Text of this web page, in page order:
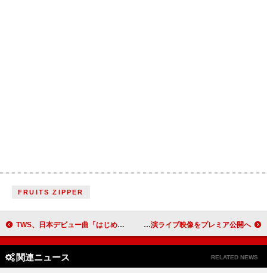
FRUITS ZIPPER
TWS、日本デビュー曲「はじめまして」韓国語バージョンのパフォーマンス映像公開 フレデリック、2025年の全国ツアー【飽くまで創造】東京公演ライブ映像をプレミア公開へ
関連ニュース RELATED NEWS